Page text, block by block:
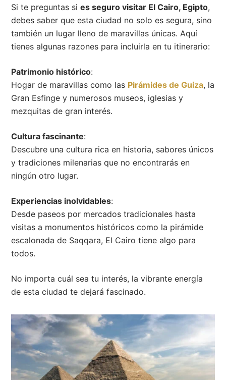
Si te preguntas sies seguro visitar El Cairo, Egipto,
debes saber que esta ciudad no solo es segura, sino
también un lugar lleno de maravillas únicas. Aquí
tienes algunas razones para incluirla en tu itinerario:
Patrimonio histórico:
Hogar de maravillas como las Pirámides de Guiza, la
Gran Esfinge y numerosos museos, iglesias y
mezquitas de gran interés.
Cultura fascinante:
Descubre una cultura rica en historia, sabores únicos
y tradiciones milenarias que no encontrarás en
ningún otro lugar.
Experiencias inolvidables:
Desde paseos por mercados tradicionales hasta
visitas a monumentos históricos como la pirámide
escalonada de Saqqara, El Cairo tiene algo para
todos.
No importa cuál sea tu interés, la vibrante energía
de esta ciudad te dejará fascinado.